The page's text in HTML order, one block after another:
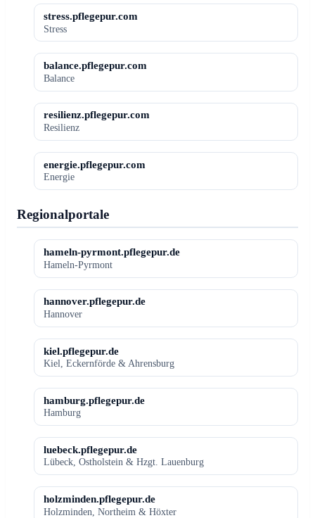
stress.pflegepur.com
Stress
balance.pflegepur.com
Balance
resilienz.pflegepur.com
Resilienz
energie.pflegepur.com
Energie
Regionalportale
hameln-pyrmont.pflegepur.de
Hameln-Pyrmont
hannover.pflegepur.de
Hannover
kiel.pflegepur.de
Kiel, Eckernförde & Ahrensburg
hamburg.pflegepur.de
Hamburg
luebeck.pflegepur.de
Lübeck, Ostholstein & Hzgt. Lauenburg
holzminden.pflegepur.de
Holzminden, Northeim & Höxter